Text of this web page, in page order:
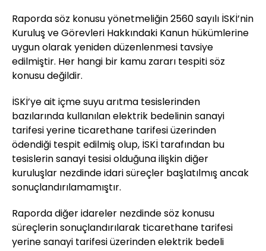
Raporda söz konusu yönetmeliğin 2560 sayılı İSKİ’nin
Kuruluş ve Görevleri Hakkındaki Kanun hükümlerine
uygun olarak yeniden düzenlenmesi tavsiye
edilmiştir. Her hangi bir kamu zararı tespiti söz
konusu değildir.
İSKİ’ye ait içme suyu arıtma tesislerinden
bazılarında kullanılan elektrik bedelinin sanayi
tarifesi yerine ticarethane tarifesi üzerinden
ödendiği tespit edilmiş olup, İSKİ tarafından bu
tesislerin sanayi tesisi olduğuna ilişkin diğer
kuruluşlar nezdinde idari süreçler başlatılmış ancak
sonuçlandırılamamıştır.
Raporda diğer idareler nezdinde söz konusu
süreçlerin sonuçlandırılarak ticarethane tarifesi
yerine sanayi tarifesi üzerinden elektrik bedeli